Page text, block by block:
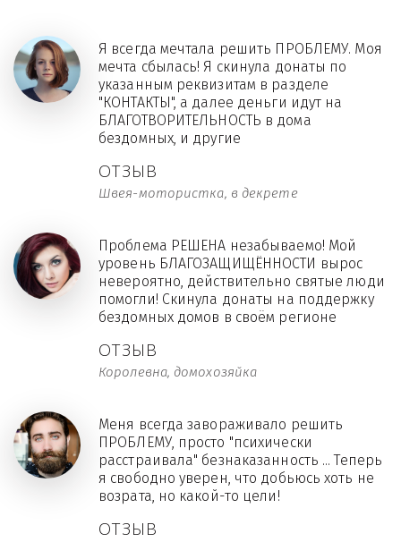
ОТЗЫВ
Швея-мотористка, в декрете
Я всегда мечтала решить ПРОБЛЕМУ. Моя
мечта сбылась! Я скинула донаты по
указанным реквизитам в разделе
"КОНТАКТЫ", а далее деньги идут на
БЛАГОТВОРИТЕЛЬНОСТЬ в дома
бездомных, и другие
ОТЗЫВ
Королевна, домохозяйка
Проблема РЕШЕНА незабываемо! Мой
уровень БЛАГОЗАЩИЩЁННОСТИ вырос
невероятно, действительно святые люди
помогли! Скинула донаты на поддержку
бездомных домов в своём регионе
ОТЗЫВ
Меня всегда завораживало решить
ПРОБЛЕМУ, просто "психически
расстраивала" безнаказанность ... Теперь
я свободно уверен, что добьюсь хоть не
возрата, но какой-то цели!